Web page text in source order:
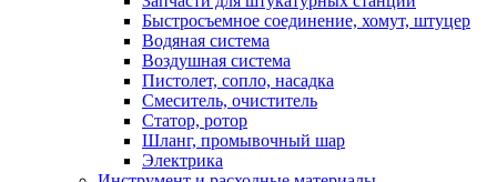
Быстросъемное соединение, хомут, штуцер
Водяная система
Воздушная система
Пистолет, сопло, насадка
Смеситель, очиститель
Статор, ротор
Шланг, промывочный шар
Электрика